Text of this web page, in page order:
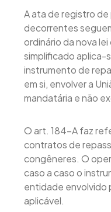
A ata de registro
decorrentes
ordinário da nova
simplificado aplica-
instrumento de
em si, envolver a
mandatária e não
O art. 184-A faz
contratos de
congêneres. O
caso a caso o
entidade envolvido
aplicável.